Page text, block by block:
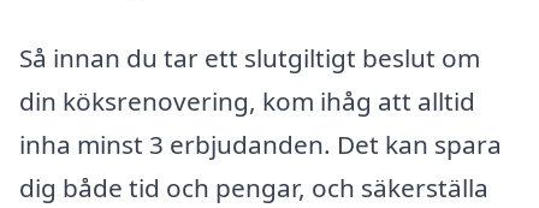
Så innan du tar ett slutgiltigt beslut om
din köksrenovering, kom ihåg att alltid
inha minst 3 erbjudanden. Det kan spara
dig både tid och pengar, och säkerställa